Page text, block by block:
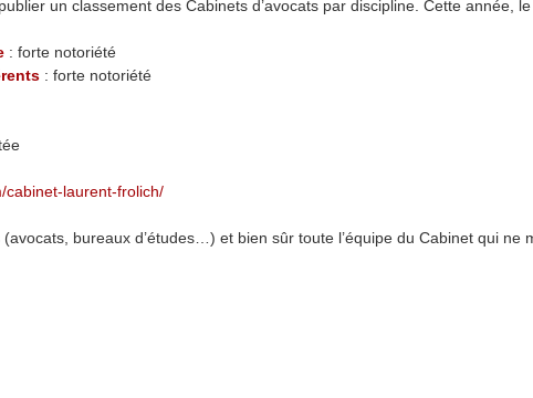
un classement des Cabinets d’avocats par discipline. Cette année,
: forte notoriété
: forte notoriété
cabinet-laurent-frolich/
bureaux d’études…) et bien sûr toute l’équipe du Cabinet qui ne